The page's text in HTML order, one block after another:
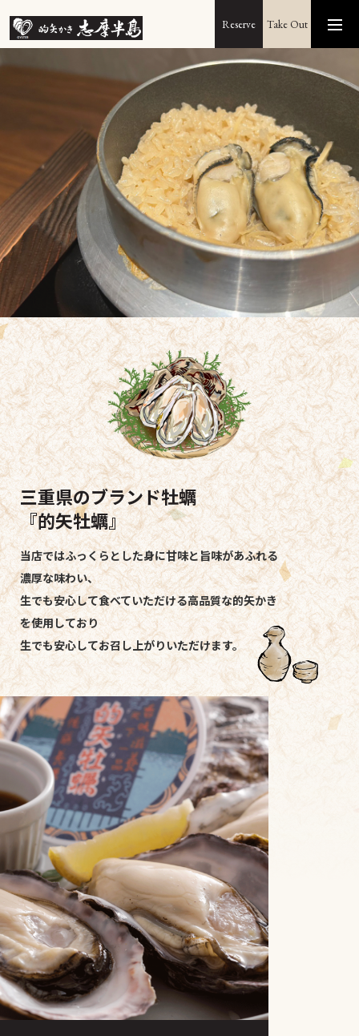
Menu
Reserve
075-744-0282
OPEN 【ランチ】 11:30〜14:30 / 【ディナー】 17:00〜22:00
CLOSE 毎週月曜（但し祝日の場合は営業）
ご予約優先とさせて頂いております。お気軽にお問い合わせください。
Reserve Take Out
三重県のブランド牡蠣
『的矢牡蠣』
当店ではふっくらとした身に甘味と旨味があふれる
濃厚な味わい、
生でも安心して食べていただける高品質な的矢かき
を使用しており
生でも安心してお召し上がりいただけます。